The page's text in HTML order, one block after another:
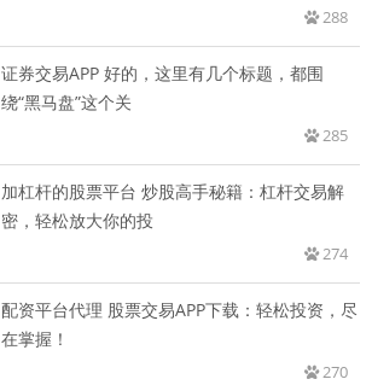
288
证券交易APP 好的，这里有几个标题，都围
绕“黑马盘”这个关
285
加杠杆的股票平台 炒股高手秘籍：杠杆交易解
密，轻松放大你的投
274
配资平台代理 股票交易APP下载：轻松投资，尽
在掌握！
270